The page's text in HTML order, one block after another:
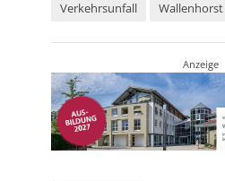
Verkehrsunfall Wallenhorst
Anzeige